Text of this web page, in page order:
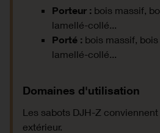
Porteur : bois massif,
lamellé-collé...
Porté : bois massif,
lamellé-collé...
Domaines d'utilisation
Les sabots DJH-Z
extérieur.